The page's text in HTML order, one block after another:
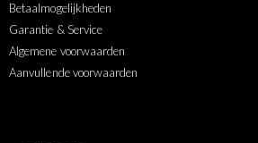
Betaalmogelijkheden
Garantie & Service
Algemene voorwaarden
Aanvullende voorwaarden